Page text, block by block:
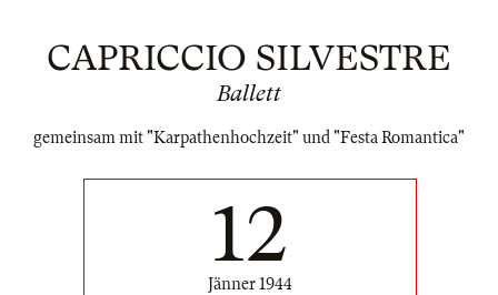
CAPRICCIO SILVESTRE
Ballett
gemeinsam mit "Karpathenhochzeit" und "Festa Romantica"
12
Jänner 1944